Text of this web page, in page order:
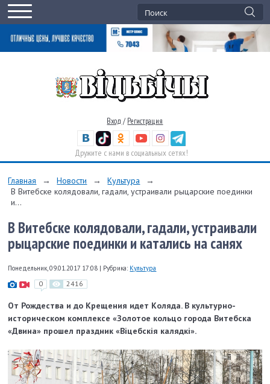
Вход / Регистрация
Дружите с нами в социальных сетях!
Главная → Новости → Культура
→
В Витебске колядовали, гадали, устраивали рыцарские поединки
и...
В Витебске колядовали, гадали, устраивали
рыцарские поединки и катались на санях
Понедельник, 09.01.2017 17:08 | Рубрика: Культура
0 2416
От Рождества и до Крещения идет Коляда. В культурно-
историческом комплексе «Золотое кольцо города Витебска
«Двина» прошел праздник «Віцебскія калядкі».